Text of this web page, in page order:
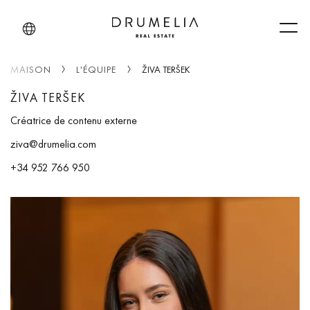
MAISON L'ÉQUIPE ŽIVA TERŠEK
ŽIVA TERŠEK
Créatrice de contenu externe
ziva@drumelia.com
+34 952 766 950